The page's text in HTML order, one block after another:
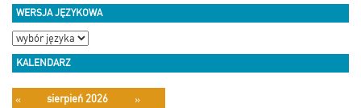
WERSJA JĘZYKOWA
KALENDARZ
« sierpień 2026
»